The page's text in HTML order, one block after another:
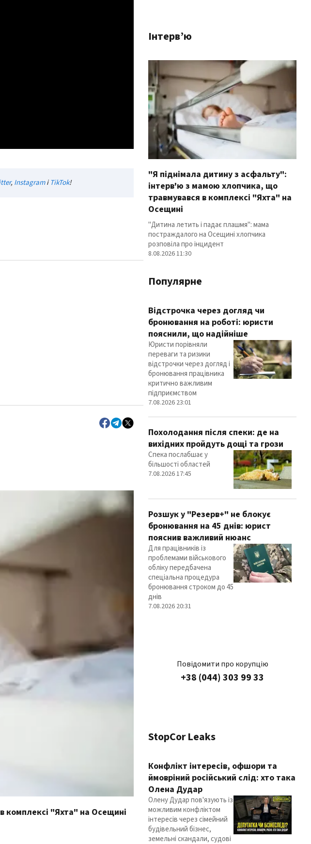
, InstagramіTikTok!
комплексі "Яхта" на Осещині
Інтерв’ю
"Я піднімала дитину з асфальту":
інтерв'ю з мамою хлопчика, що
травмувався в комплексі "Яхта" на
Осещині
"Дитина летить і падає плашмя": мама
постраждалого на Осещині хлопчика
розповіла про інцидент
8.08.2026 11:30
Популярне
Відстрочка через догляд чи
бронювання на роботі: юристи
пояснили, що надійніше
Юристи порівняли
переваги та ризики
відстрочки через догляд і
бронювання працівника
критично важливим
підприємством
7.08.2026 23:01
Похолодання після спеки: де на
вихідних пройдуть дощі та грози
Спека послабшає у
більшості областей
7.08.2026 17:45
Розшук у "Резерв+" не блокує
бронювання на 45 днів: юрист
пояснив важливий нюанс
Для працівників із
проблемами військового
обліку передбачена
спеціальна процедура
бронювання строком до 45
днів
7.08.2026 20:31
Повідомити про корупцію
+38 (044) 303 99 33
StopCor Leaks
Конфлікт інтересів, офшори та
ймовріний російський слід: хто така
Олена Дудар
Олену Дудар пов'язують із
можливим конфліктом
інтересів через сімейний
будівельний бізнес,
земельні скандали, судові